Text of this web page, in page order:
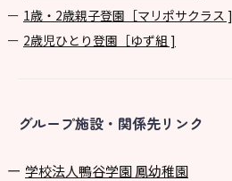
1歳・2歳親子登園［マリポサクラス ]
2歳児ひとり登園［ゆず組 ]
グループ施設・関係先リンク
学校法⼈鴨⾕学園 鳳幼稚園